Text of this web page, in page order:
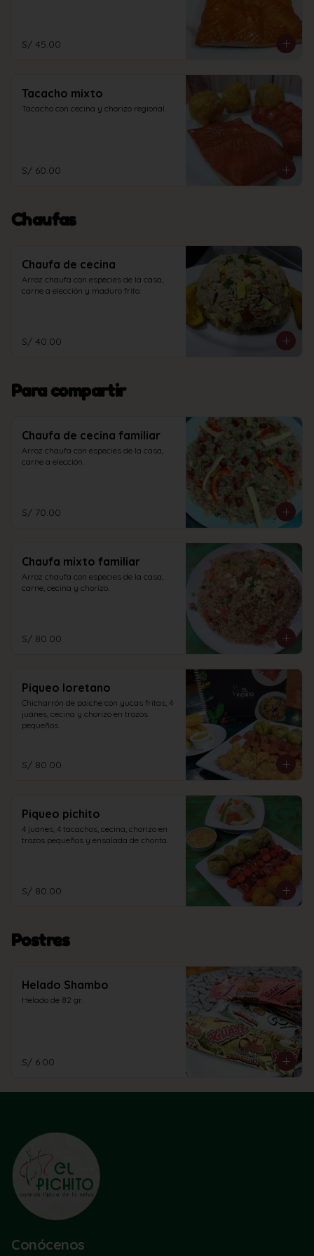
S/ 45.00
Tacacho mixto
Tacacho con cecina y chorizo regional.
S/ 60.00
Chaufas
Chaufa de cecina
Arroz chaufa con especies de la casa,
carne a elección y maduro frito.
S/ 40.00
Para compartir
Chaufa de cecina familiar
Arroz chaufa con especies de la casa,
carne a elección.
S/ 70.00
Chaufa mixto familiar
Arroz chaufa con especies de la casa,
carne, cecina y chorizo.
S/ 80.00
Piqueo loretano
Chicharrón de paiche con yucas fritas, 4
juanes, cecina y chorizo en trozos
pequeños.
S/ 80.00
Piqueo pichito
4 juanes, 4 tacachos, cecina, chorizo en
trozos pequeños y ensalada de chonta.
S/ 80.00
Postres
Helado Shambo
Helado de 82 gr.
S/ 6.00
Conócenos